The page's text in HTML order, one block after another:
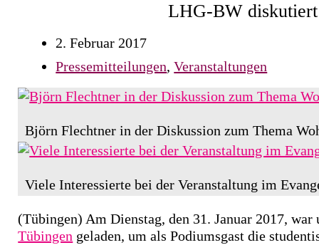
LHG-BW diskutiert
2. Februar 2017
Pressemitteilungen,Veranstaltungen
Björn Flechtner in der Diskussion zum Thema
Viele Interessierte bei der Veranstaltung im
(Tübingen) Am Dienstag, den 31. Januar 2017,
Tübingen geladen, um als Podiumsgast die